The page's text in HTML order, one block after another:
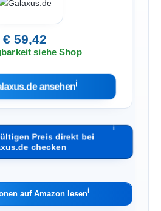
€ 59,42
siehe Shop
ansehenℹ︎
Preis direkt bei
checken
ℹ︎
auf Amazon lesenℹ︎